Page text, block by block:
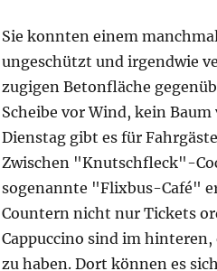
Sie konnten einem
ungeschützt und irgendwie
zugigen Betonfläche
Scheibe vor Wind, kein
Dienstag gibt es für
Zwischen "Knutschfleck"-
sogenannte "Flixbus-Café"
Countern nicht nur Tickets
Cappuccino sind im
zu haben. Dort können es